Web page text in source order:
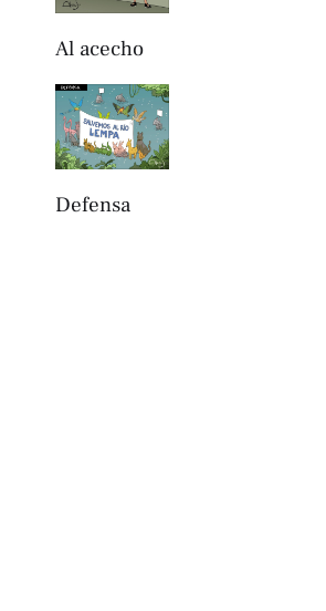
Al acecho
Defensa